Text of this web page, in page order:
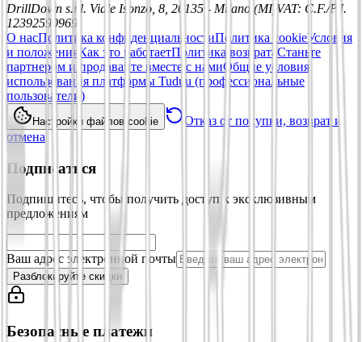
DrillDown s.r.l. Viale Isonzo, 8, 20135 - Milano (MI) VAT: C.F./P.I.
12392590969
О насПолитика конфиденциальностиПолитика cookieУсловия
и положения Как это работаетПолитика возврата Станьте
партнером и продавайте вместе с намиОбщие условия
использования платформы Tuduu (профессиональные
пользователи)
Настройки файлов cookie
Отказ от покупки, возврат и
отмена
Подписаться
Подпишитесь, чтобы получить доступ к эксклюзивным
предложениям
Ваш адрес электронной почты
Разблокируйте скидки
Безопасные платежи